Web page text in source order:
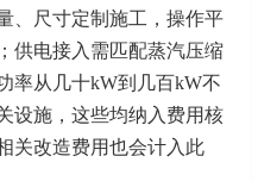
、尺寸定制施工，操作平
供电接入需匹配蒸汽压缩
率从几十kW到几百kW不
设施，这些均纳入费用核
关改造费用也会计入此